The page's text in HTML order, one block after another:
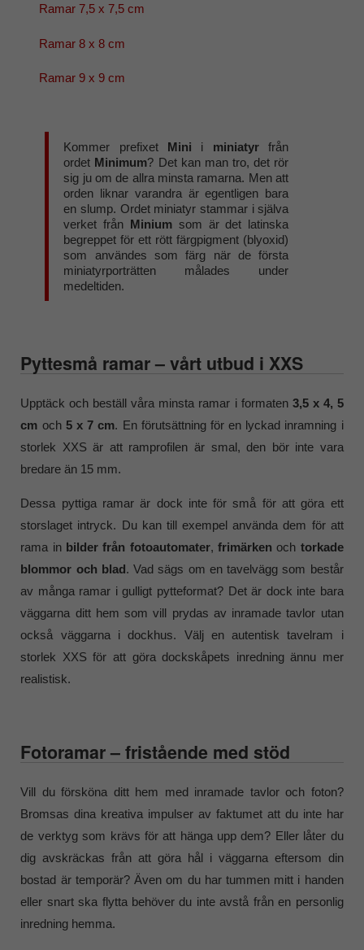
Ramar 7,5 x 7,5 cm
Ramar 8 x 8 cm
Ramar 9 x 9 cm
Kommer prefixet Mini i miniatyrfrån
ordet Minimum? Det kan man tro, det rör
sig ju om de allra minsta ramarna. Men att
orden liknar varandra är egentligen bara
en slump. Ordet miniatyr stammar i själva
verket från Miniumsom är det latinska
begreppet för ett rött färgpigment (blyoxid)
som användes som färg när de första
miniatyrporträtten målades under
medeltiden.
Pyttesmå ramar – vårt utbud i XXS
Upptäck och beställ våra minsta ramar i formaten 3,5 x 4, 5
cm och 5 x 7 cm. En förutsättning för en lyckad inramning i
storlek XXS är att ramprofilen är smal, den bör inte vara
bredare än 15 mm.
Dessa pyttiga ramar är dock inte för små för att göra ett
storslaget intryck. Du kan till exempel använda dem för att
rama in bilder från fotoautomater,frimärken och torkade
blommor och blad. Vad sägs om en tavelvägg som består
av många ramar i gulligt pytteformat? Det är dock inte bara
väggarna ditt hem som vill prydas av inramade tavlor utan
också väggarna i dockhus. Välj en autentisk tavelram i
storlek XXS för att göra dockskåpets inredning ännu mer
realistisk.
Fotoramar – fristående med stöd
Vill du försköna ditt hem med inramade tavlor och foton?
Bromsas dina kreativa impulser av faktumet att du inte har
de verktyg som krävs för att hänga upp dem? Eller låter du
dig avskräckas från att göra hål i väggarna eftersom din
bostad är temporär? Även om du har tummen mitt i handen
eller snart ska flytta behöver du inte avstå från en personlig
inredning hemma.